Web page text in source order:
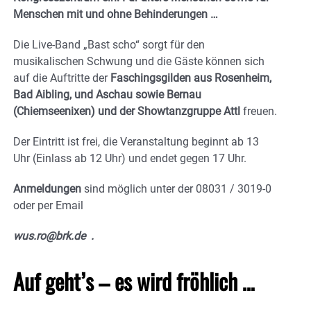
Menschen mit und ohne Behinderungen …
Die Live-Band „Bast scho“ sorgt für den
musikalischen Schwung und die Gäste können sich
auf die Auftritte der Faschingsgilden aus Rosenheim,
Bad Aibling, und Aschau sowie Bernau
(Chiemseenixen) und der Showtanzgruppe Attl freuen.
Der Eintritt ist frei, die Veranstaltung beginnt ab 13
Uhr (Einlass ab 12 Uhr) und endet gegen 17 Uhr.
Anmeldungen sind möglich unter der 08031 / 3019-0
oder per Email
wus.ro@brk.de .
Auf geht’s – es wird fröhlich …